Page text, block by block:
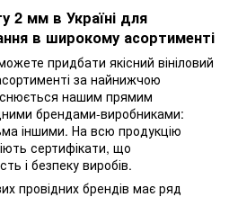
2 мм в Україні для
в широкому асортименті
придбати якісний вініловий
за найнижчою
нашим прямим
брендами-виробниками:
іншими. На всю продукцію
сертифікати, що
і безпеку виробів.
провідних брендів має ряд